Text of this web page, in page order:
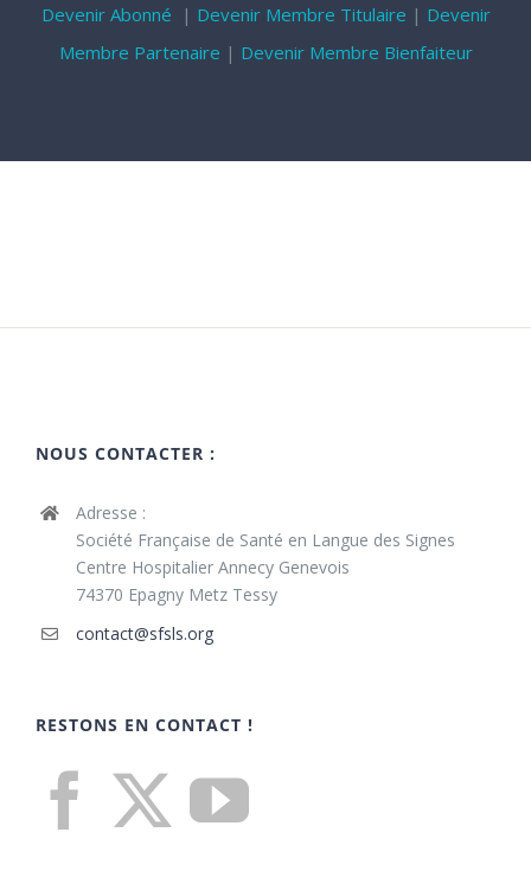
Devenir Abonné | Devenir Membre Titulaire | Devenir
Membre Partenaire | Devenir Membre Bienfaiteur
NOUS CONTACTER :
Adresse :
Société Française de Santé en Langue des Signes
Centre Hospitalier Annecy Genevois
74370 Epagny Metz Tessy
contact@sfsls.org
RESTONS EN CONTACT !